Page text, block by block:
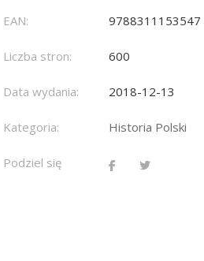
EAN: 9788311153547
Liczba stron: 600
Data wydania: 2018-12-13
Kategoria: Historia Polski
Podziel się